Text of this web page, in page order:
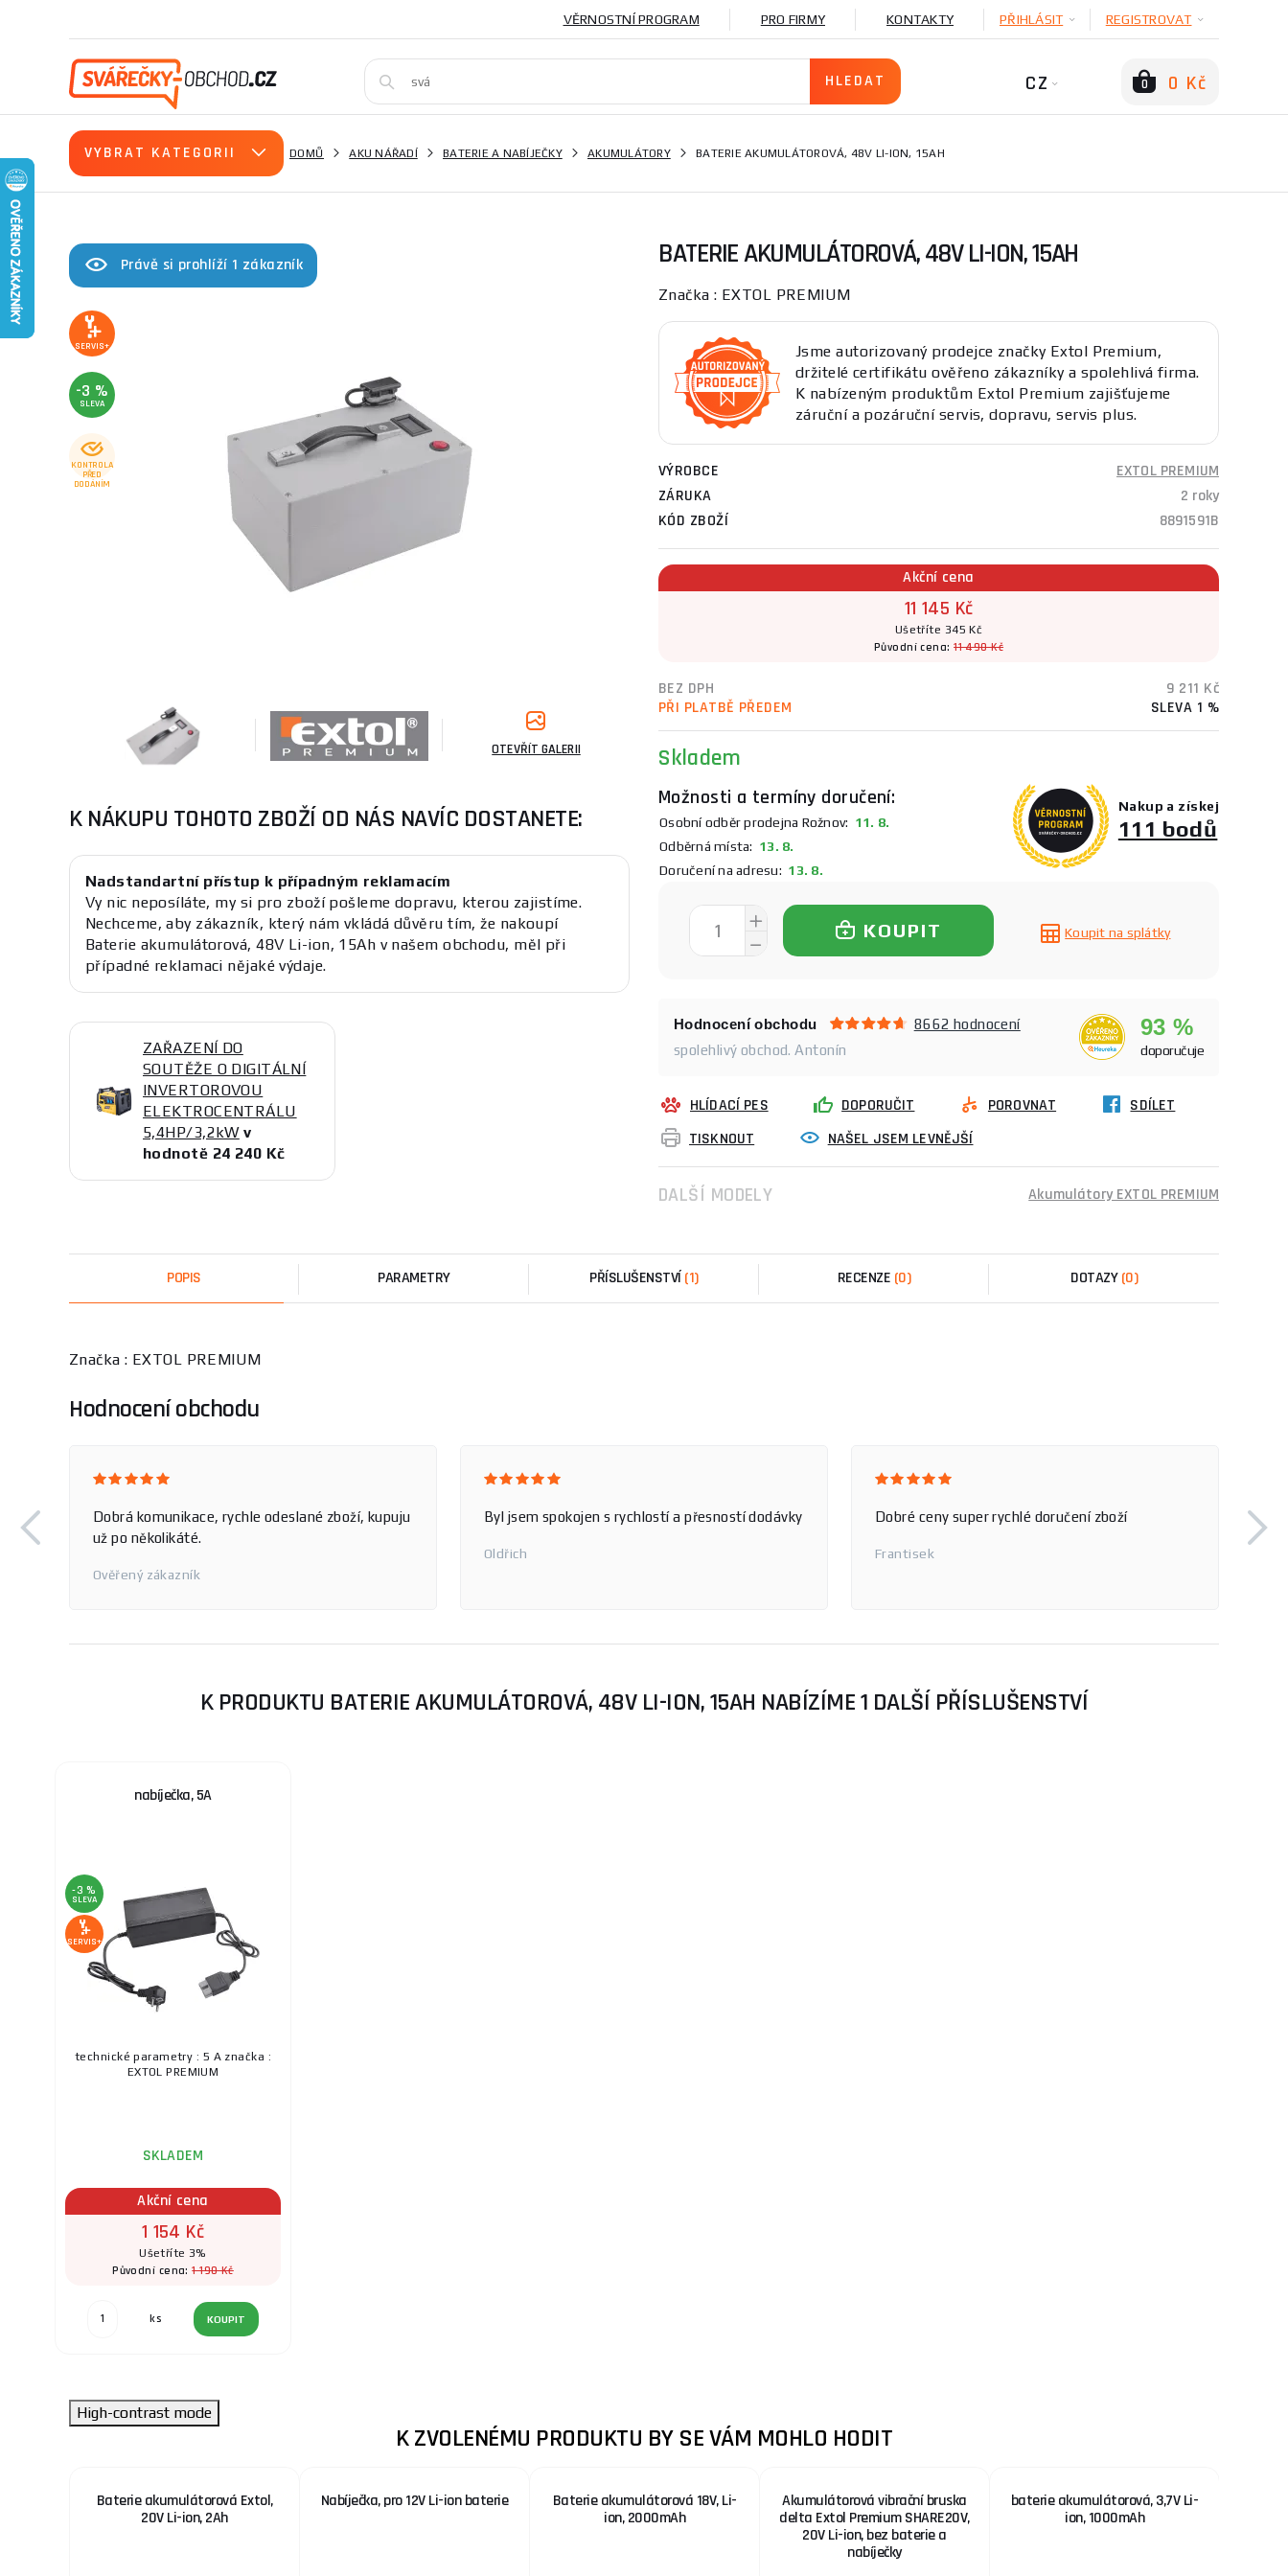
VĚRNOSTNÍ PROGRAM PRO FIRMY KONTAKTY PŘIHLÁSIT REGISTROVAT
CZ 0 0 Kč
VYBRAT KATEGORII DOMŮ AKU NÁŘADÍ BATERIE A NABÍJEČKY AKUMULÁTORY BATERIE AKUMULÁTOROVÁ, 48V LI-ION, 15AH
Právě si prohlíží 1 zákazník
SERVIS+
-3 %
SLEVA
KONTROLA
PŘED
DODÁNÍM
OTEVŘÍT GALERII
K NÁKUPU TOHOTO ZBOŽÍ OD NÁS NAVÍC DOSTANETE:
Nadstandartní přístup k případným reklamacím
Vy nic neposíláte, my si pro zboží pošleme dopravu, kterou zajistíme.
Nechceme, aby zákazník, který nám vkládá důvěru tím, že nakoupí
Baterie akumulátorová, 48V Li-ion, 15Ah v našem obchodu, měl při
případné reklamaci nějaké výdaje.
ZAŘAZENÍ DO
SOUTĚŽE O DIGITÁLNÍ
INVERTOROVOU
ELEKTROCENTRÁLU
5,4HP/3,2kW v
hodnotě 24 240 Kč
BATERIE AKUMULÁTOROVÁ, 48V LI-ION, 15AH
Značka : EXTOL PREMIUM
Jsme autorizovaný prodejce značky Extol Premium,
držitelé certifikátu ověřeno zákazníky a spolehlivá firma.
K nabízeným produktům Extol Premium zajišťujeme
záruční a pozáruční servis, dopravu, servis plus.
VÝROBCE
EXTOL PREMIUM
ZÁRUKA
2 roky
KÓD ZBOŽÍ
8891591B
Akční cena
11 145 Kč
Ušetříte 345 Kč
Původní cena:11 490 Kč
BEZ DPH
9 211 Kč
PŘI PLATBĚ PŘEDEM
SLEVA 1 %
Skladem
Možnosti a termíny doručení:
Osobní odběr prodejna Rožnov: 11. 8.
Odběrná místa: 13. 8.
Doručení na adresu: 13. 8.
Nakup a získej
111 bodů
KOUPIT Koupit na splátky
Hodnocení obchodu
8662 hodnocení
spolehlivý obchod. Antonín
93 %
doporučuje
HLÍDACÍ PES DOPORUČIT POROVNAT
SDÍLET
TISKNOUT
NAŠEL JSEM LEVNĚJŠÍ
DALŠÍ MODELY Akumulátory EXTOL PREMIUM
POPIS PARAMETRY PŘÍSLUŠENSTVÍ(1) RECENZE (0) DOTAZY (0)
Značka : EXTOL PREMIUM
Hodnocení obchodu
Dobrá komunikace, rychle odeslané zboží, kupuju
už po několikáté.
Ověřený zákazník
Byl jsem spokojen s rychlostí a přesností dodávky
Oldřich
Dobré ceny super rychlé doručení zboží
Frantisek
K PRODUKTU BATERIE AKUMULÁTOROVÁ, 48V LI-ION, 15AH NABÍZÍME 1 DALŠÍ PŘÍSLUŠENSTVÍ
nabíječka, 5A
-3 %
SLEVA
SERVIS+
technické parametry : 5 A značka :
EXTOL PREMIUM
SKLADEM
Akční cena
1 154 Kč
Ušetříte 3%
Původní cena:1 190 Kč
ks KOUPIT
High-contrast mode
K ZVOLENÉMU PRODUKTU BY SE VÁM MOHLO HODIT
Baterie akumulátorová Extol,
20V Li-ion, 2Ah
Nabíječka, pro 12V Li-ion baterie
Baterie akumulátorová 18V, Li-
ion, 2000mAh
Akumulátorová vibrační bruska
delta Extol Premium SHARE20V,
20V Li-ion, bez baterie a
nabíječky
baterie akumulátorová, 3,7V Li-
ion, 1000mAh